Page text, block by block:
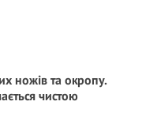
ножів та окропу.
чистою